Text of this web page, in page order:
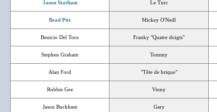
Jason Statham Le Turc
Brad Pitt Mickey O'Neill
Benicio Del Toro Franky "Quatre doigts"
Stephen Graham Tommy
Alan Ford "Tête de brique"
Robbie Gee Vinny
Jason Buckham Gary